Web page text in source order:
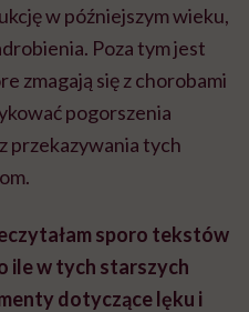
w późniejszym wieku,
Poza tym jest
zmagają się z chorobami
pogorszenia
przekazywania tych
sporo tekstów
ile w tych starszych
dotyczące lęku i